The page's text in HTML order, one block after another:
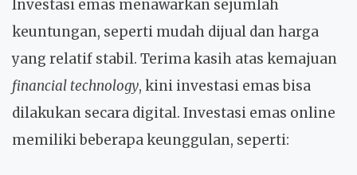
Investasi emas menawarkan sejumlah
keuntungan, seperti mudah dijual dan harga
yang relatif stabil. Terima kasih atas kemajuan
financial technology, kini investasi emas bisa
dilakukan secara digital. Investasi emas online
memiliki beberapa keunggulan, seperti: